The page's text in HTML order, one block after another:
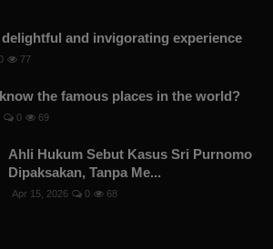
and invigorating experience
77
the famous places in the world?
0 69
Ahli Hukum Sebut Kasus Sri Purnomo
Dipaksakan, Tanpa Me...
Apr 15, 2026 0 68